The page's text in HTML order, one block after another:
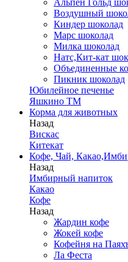
Альпен Гольд
Воздушный
Киндер шоколад
Марс шоколад
Милка шоколад
Натс,Кит-кат
Объединенные
Пикник шоколад
Юбилейное печенье
Яшкино ТМ
Корма для животных
Назад
Вискас
Китекат
Кофе, Чай,
Назад
Имбирный напиток
Какао
Кофе
Назад
Жардин кофе
Жокей кофе
Кофейня на
Ла Феста